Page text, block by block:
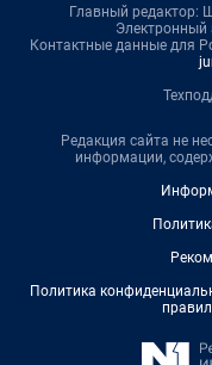
Главный редактор:
Электронный
Контактные данные для
Редакция сайта не
информации,
Политика